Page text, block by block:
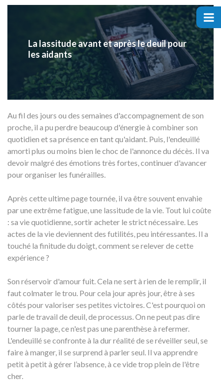
ACCUEIL
PRÉPARER VOS DÉMARCHES
COURRIERS APRÈS DÉCÈS
NOS GUIDES OBSÈQUES
DEVENIR PARTENAIRE
La lassitude avant et après le deuil pour
les aidants
Au fil des jours ou des semaines d'accompagnement de son
proche, il a pu perdre beaucoup d'énergie à combiner son
quotidien et sa présence en tant qu'aidant. Puis, l'endeuillé
amorti plus ou moins bien le choc de l'annonce du décès. Il va
devoir malgré des émotions très fortes, continuer d'avancer
pour organiser les funérailles.
Après cette ultime page tournée, il va être souvent envahie
par une extrême fatigue, une lassitude de la vie. Tout lui coûte
: sa vie quotidienne, sortir acheter le strict nécessaire. Les
actes de la vie deviennent des futilités, peu intéressantes. Il a
touché la finitude du doigt, comment se relever de cette
expérience ?
Son réservoir d'amour fuit. Cela ne sert à rien de le remplir, il
faut colmater le trou. Pour cela jour après jour, être à ses
côtés pour valoriser ses petites victoires. C'est pourquoi on
parle de travail de deuil, de processus. On ne peut pas dire
tourner la page, ce n'est pas une parenthèse à refermer.
L'endeuillé se confronte à la dur réalité de se réveiller seul, se
faire à manger, il se surprend à parler seul. Il va apprendre
petit à petit à gérer l’absence, à ce vide trop plein de l'être
cher.